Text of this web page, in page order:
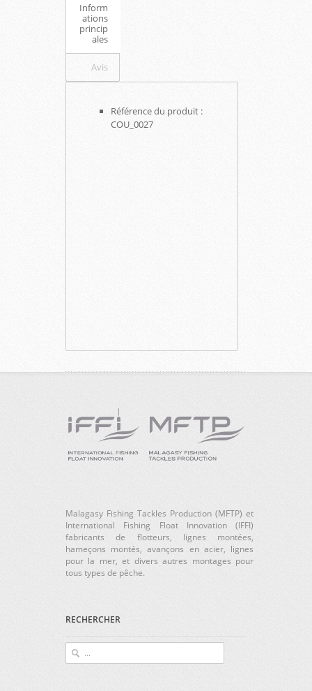
Inform
ations
princip
ales
Avis
Référence du produit :
COU_0027
Malagasy Fishing Tackles Production (MFTP) et
International Fishing Float Innovation (IFFI)
fabricants de flotteurs, lignes montées,
hameçons montés, avançons en acier, lignes
pour la mer, et divers autres montages pour
tous types de pêche.
RECHERCHER